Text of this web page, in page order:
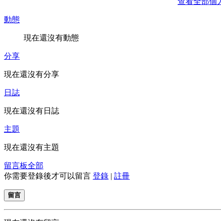
動態
現在還沒有動態
分享
現在還沒有分享
日誌
現在還沒有日誌
主題
現在還沒有主題
留言板全部
你需要登錄後才可以留言 登錄 | 註冊
留言